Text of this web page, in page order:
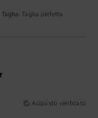
Taglia: Taglia perfetta
Acquisto verificato